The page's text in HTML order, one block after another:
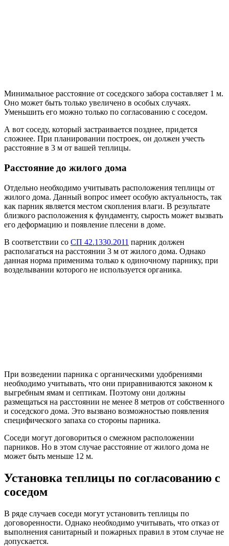
Минимальное расстояние от соседского забора составляет 1 м.
Оно может быть только увеличено в особых случаях.
Уменьшить его можно только по согласованию с соседом.
А вот соседу, который застраивается позднее, придется
сложнее. При планировании построек, он должен учесть
расстояние в 3 м от вашей теплицы.
Расстояние до жилого дома
Отдельно необходимо учитывать расположения теплицы от
жилого дома. Данный вопрос имеет особую актуальность, так
как парник является местом скопления влаги. В результате
близкого расположения к фундаменту, сырость может вызвать
его деформацию и появление плесени в доме.
В соответствии со СП 42.1330.2011 парник должен
располагаться на расстоянии 3 м от жилого дома. Однако
данная норма применима только к одиночному парнику, при
возделывании которого не используется органика.
При возведении парника с органическими удобрениями
необходимо учитывать, что они приравниваются законом к
выгребным ямам и септикам. Поэтому они должны
размещаться на расстоянии не менее 8 метров от собственного
и соседского дома. Это вызвано возможностью появления
специфического запаха со стороны парника.
Соседи могут договориться о смежном расположении
парников. Но в этом случае расстояние от жилого дома не
может быть меньше 12 м.
Установка теплицы по согласованию с
соседом
В ряде случаев соседи могут установить теплицы по
договоренности. Однако необходимо учитывать, что отказ от
выполнения санитарный и пожарных правил в этом случае не
допускается.